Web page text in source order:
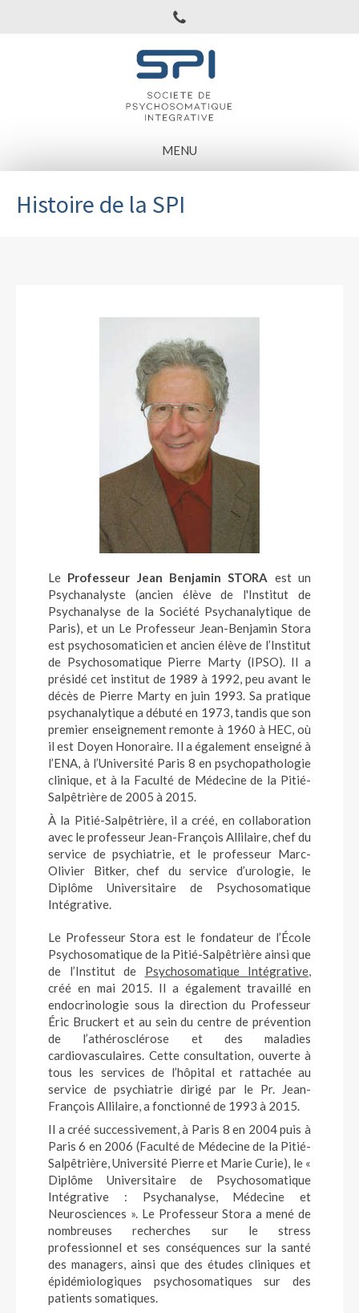
MENU
Histoire de la SPI
Le Professeur Jean Benjamin STORA est un
Psychanalyste (ancien élève de l'Institut de
Psychanalyse de la Société Psychanalytique de
Paris), et un Le Professeur Jean-Benjamin Stora
est psychosomaticien et ancien élève de l’Institut
de Psychosomatique Pierre Marty (IPSO). Il a
présidé cet institut de 1989 à 1992, peu avant le
décès de Pierre Marty en juin 1993. Sa pratique
psychanalytique a débuté en 1973, tandis que son
premier enseignement remonte à 1960 à HEC, où
il est Doyen Honoraire. Il a également enseigné à
l’ENA, à l’Université Paris 8 en psychopathologie
clinique, et à la Faculté de Médecine de la Pitié-
Salpêtrière de 2005 à 2015.
À la Pitié-Salpêtrière, il a créé, en collaboration
avec le professeur Jean-François Allilaire, chef du
service de psychiatrie, et le professeur Marc-
Olivier Bitker, chef du service d’urologie, le
Diplôme Universitaire de Psychosomatique
Intégrative.
Le Professeur Stora est le fondateur de l’École
Psychosomatique de la Pitié-Salpêtrière ainsi que
de l’Institut de Psychosomatique Intégrative,
créé en mai 2015. Il a également travaillé en
endocrinologie sous la direction du Professeur
Éric Bruckert et au sein du centre de prévention
de l’athérosclérose et des maladies
cardiovasculaires. Cette consultation, ouverte à
tous les services de l’hôpital et rattachée au
service de psychiatrie dirigé par le Pr. Jean-
François Allilaire, a fonctionné de 1993 à 2015.
Il a créé successivement, à Paris 8 en 2004 puis à
Paris 6 en 2006 (Faculté de Médecine de la Pitié-
Salpêtrière, Université Pierre et Marie Curie), le «
Diplôme Universitaire de Psychosomatique
Intégrative : Psychanalyse, Médecine et
Neurosciences ». Le Professeur Stora a mené de
nombreuses recherches sur le stress
professionnel et ses conséquences sur la santé
des managers, ainsi que des études cliniques et
épidémiologiques psychosomatiques sur des
patients somatiques.